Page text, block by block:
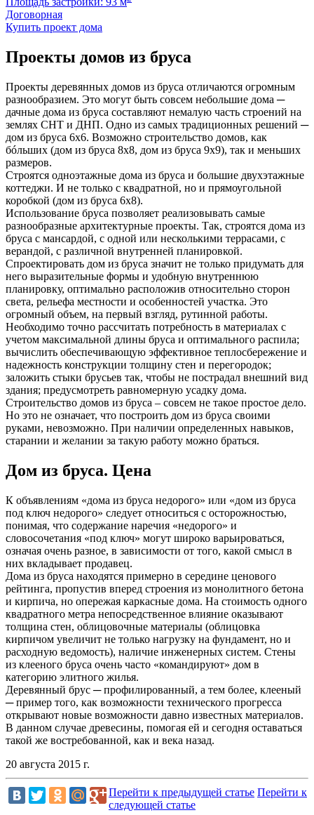
Договорная
Купить проект дома
Проекты домов из бруса
Проекты деревянных домов из бруса отличаются огромным
разнообразием. Это могут быть совсем небольшие дома ─
дачные дома из бруса составляют немалую часть строений на
землях СНТ и ДНП. Одно из самых традиционных решений ─
дом из бруса 6х6. Возможно строительство домов, как
бóльших (дом из бруса 8х8, дом из бруса 9х9), так и меньших
размеров.
Строятся одноэтажные дома из бруса и большие двухэтажные
коттеджи. И не только с квадратной, но и прямоугольной
коробкой (дом из бруса 6х8).
Использование бруса позволяет реализовывать самые
разнообразные архитектурные проекты. Так, строятся дома из
бруса с мансардой, с одной или несколькими террасами, с
верандой, с различной внутренней планировкой.
Спроектировать дом из бруса значит не только придумать для
него выразительные формы и удобную внутреннюю
планировку, оптимально расположив относительно сторон
света, рельефа местности и особенностей участка. Это
огромный объем, на первый взгляд, рутинной работы.
Необходимо точно рассчитать потребность в материалах с
учетом максимальной длины бруса и оптимального распила;
вычислить обеспечивающую эффективное теплосбережение и
надежность конструкции толщину стен и перегородок;
заложить стыки брусьев так, чтобы не пострадал внешний вид
здания; предусмотреть равномерную усадку дома.
Строительство домов из бруса – совсем не такое простое дело.
Но это не означает, что построить дом из бруса своими
руками, невозможно. При наличии определенных навыков,
старании и желании за такую работу можно браться.
Дом из бруса. Цена
К объявлениям «дома из бруса недорого» или «дом из бруса
под ключ недорого» следует относиться с осторожностью,
понимая, что содержание наречия «недорого» и
словосочетания «под ключ» могут широко варьироваться,
означая очень разное, в зависимости от того, какой смысл в
них вкладывает продавец.
Дома из бруса находятся примерно в середине ценового
рейтинга, пропустив вперед строения из монолитного бетона
и кирпича, но опережая каркасные дома. На стоимость одного
квадратного метра непосредственное влияние оказывают
толщина стен, облицовочные материалы (облицовка
кирпичом увеличит не только нагрузку на фундамент, но и
расходную ведомость), наличие инженерных систем. Стены
из клееного бруса очень часто «командируют» дом в
категорию элитного жилья.
Деревянный брус ─ профилированный, а тем более, клееный
─ пример того, как возможности технического прогресса
открывают новые возможности давно известных материалов.
В данном случае древесины, помогая ей и сегодня оставаться
такой же востребованной, как и века назад.
20 августа 2015 г.
Перейти к предыдущей статье Перейти к
следующей статье